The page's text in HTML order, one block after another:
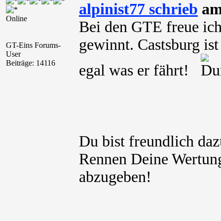
Online
GT-Eins Forums-
User
Beiträge: 14116
alpinist77 schrieb
Bei den GTE freue
gewinnt. Castsburg
egal was er fährt!
Du bist freundlich
Rennen Deine
abzugeben!